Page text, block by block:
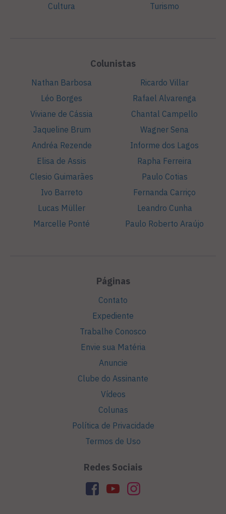
Cultura
Turismo
Colunistas
Nathan Barbosa
Léo Borges
Viviane de Cássia
Jaqueline Brum
Andréa Rezende
Elisa de Assis
Clesio Guimarães
Ivo Barreto
Lucas Müller
Marcelle Ponté
Ricardo Villar
Rafael Alvarenga
Chantal Campello
Wagner Sena
Informe dos Lagos
Rapha Ferreira
Paulo Cotias
Fernanda Carriço
Leandro Cunha
Paulo Roberto Araújo
Páginas
Contato
Expediente
Trabalhe Conosco
Envie sua Matéria
Anuncie
Clube do Assinante
Vídeos
Colunas
Política de Privacidade
Termos de Uso
Redes Sociais